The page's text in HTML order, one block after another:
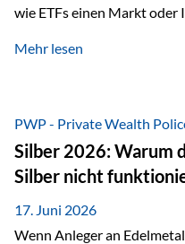
wie ETFs einen Markt oder
setzen auf die Expertise
Veränderungen geprägt ist,
Herangehensweise einen
Was zeichnet aktive Fonds
Ziel, nicht nur einen Markt
Anlageentscheidungen zu
analysieren
Mehr lesen
PWP - Private Wealth
Silber 2026: Warum
Silber nicht
17. Juni 2026
Wenn Anleger an